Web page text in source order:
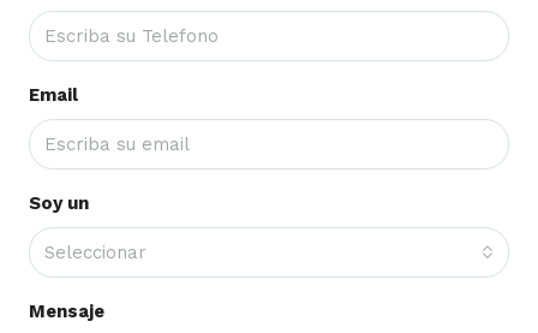
Email
Soy un
Seleccionar
Mensaje